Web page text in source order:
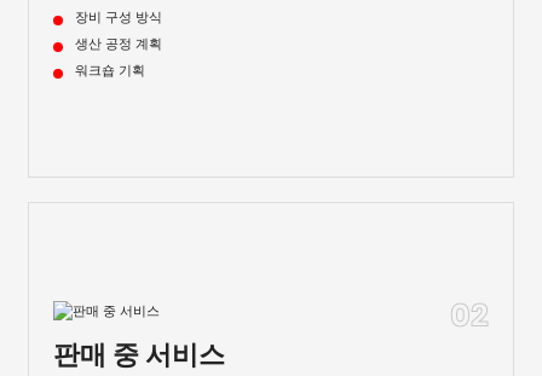
장비 구성 방식
생산 공정 계획
워크숍 기획
02
판매 중 서비스